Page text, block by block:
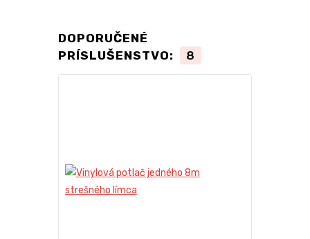
DOPORUČENÉ
PRÍSLUŠENSTVO:
8